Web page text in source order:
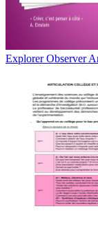
Explorer Observer